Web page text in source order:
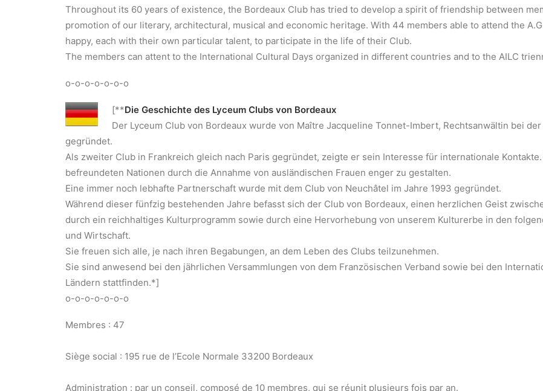
Throughout its 60 years of existence, the Bordeaux Club has tried to develop a spirit of friendship between
promotion of our literary, architectural, musical and economic heritage. With 44 members able to attend the
happy, each with their own particular talent, to participate in the life of their Club.
The members can attent to the International Cultural Days organized in different countries and to the AILC
o-o-o-o-o-o-o
[**Die Geschichte des Lyceum Clubs von Bordeaux
Der Lyceum Club von Bordeaux wurde von Maître Jacqueline Tonnet-Imbert, Rechtsanwältin bei
gegründet.
Als zweiter Club in Frankreich gleich nach Paris gegründet, zeigte er sein Interesse für internationale
befreundeten Nationen durch die Annahme von ausländischen Frauen enger zu gestalten.
Eine immer noch lebhafte Partnerschaft wurde mit dem Club von Neuchâtel im Jahre 1993 gegründet.
Während dieser fünfzig bestehenden Jahre befasst sich der Club von Bordeaux, einen herzlichen Geist
durch ein reichhaltiges Kulturprogramm sowie durch eine Hervorhebung von unserem Kulturerbe in den
und Wirtschaft.
Sie freuen sich alle, je nach ihren Begabungen, an dem Leben des Clubs teilzunehmen.
Sie sind anwesend bei den jährlichen Versammlungen von dem Französischen Verband sowie bei den
Ländern stattfinden.*]
o-o-o-o-o-o-o
Membres : 47
Siège social : 195 rue de l’Ecole Normale 33200 Bordeaux
Administration : par un conseil, composé de 10 membres, qui se réunit plusieurs fois par an.